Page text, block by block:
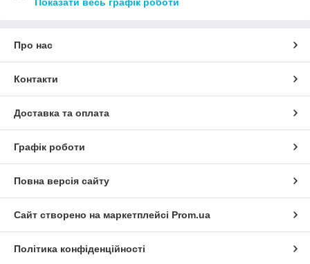
Про нас
Контакти
Доставка та оплата
Графік роботи
Повна версія сайту
Сайт створено на маркетплейсі Prom.ua
Політика конфіденційності